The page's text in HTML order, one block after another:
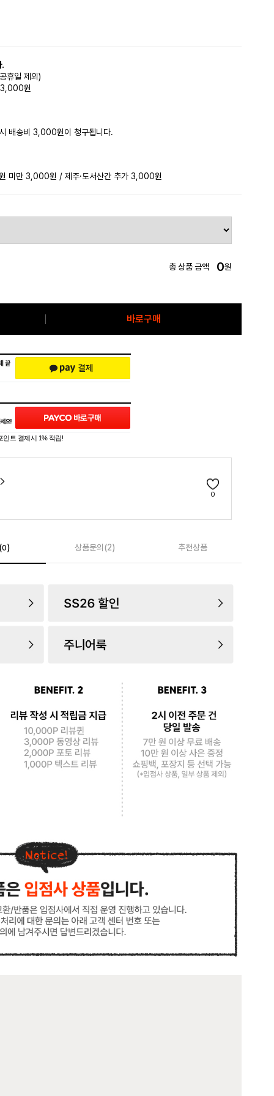
.
휴일 제외)
원
배송비 3,000원이 청구됩니다.
미만 3,000원 / 제주·도서산간 추가 3,000원
총 상품 금액 0원
바로구매
페
PAYCO 바로구매
인트 결제시 1% 적립!
0
0) 상품문의(2) 추천상품